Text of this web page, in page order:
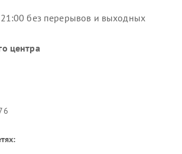
без перерывов и выходных
центра